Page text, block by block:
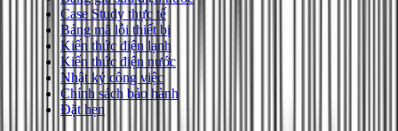
Case Study thực tế
Bảng mã lỗi thiết bị
Kiến thức điện lạnh
Kiến thức điện nước
Nhật ký công việc
Chính sách bảo hành
Đặt hẹn